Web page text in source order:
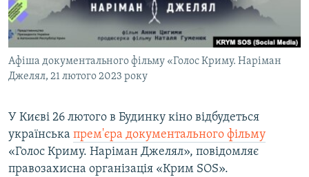
СВІДЧЕННЯ ОКУПАЦІЇ
УКРАЇНСЬКА ПРОБЛЕМА КРИМУ
ІНФОГРАФІКА
Русский
Qırımtatar
ДОЛУЧАЙСЯ!
Усі сайти RFE/RL
Афіша документального фільму «Голос Криму. Наріман
Джелял, 21 лютого 2023 року
У Києві 26 лютого в Будинку кіно відбудеться
українська прем'єра документального фільму
«Голос Криму. Наріман Джелял», повідомляє
правозахисна організація «Крим SOS».